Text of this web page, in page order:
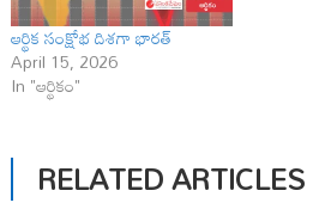
ఆర్థిక సంక్షోభ దిశగా భారత్
April 15, 2026
In "ఆర్థికం"
RELATED ARTICLES